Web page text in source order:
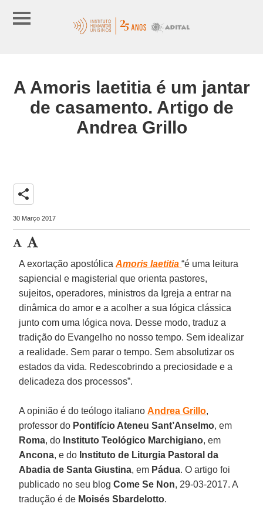
A Amoris laetitia é um jantar
de casamento. Artigo de
Andrea Grillo
share
30 Março 2017
A exortação apostólicaAmoris laetitia “é uma leitura
sapiencial e magisterial que orienta pastores,
sujeitos, operadores, ministros da Igreja a entrar na
dinâmica do amor e a acolher a sua lógica clássica
junto com uma lógica nova. Desse modo, traduz a
tradição do Evangelho no nosso tempo. Sem idealizar
a realidade. Sem parar o tempo. Sem absolutizar os
estados da vida. Redescobrindo a preciosidade e a
delicadeza dos processos”.
A opinião é do teólogo italianoAndrea Grillo,
professor do Pontifício Ateneu Sant’Anselmo, em
Roma, do Instituto Teológico Marchigiano, em
Ancona, e do Instituto de Liturgia Pastoral da
Abadia de Santa Giustina, em Pádua. O artigo foi
publicado no seu blogCome Se Non, 29-03-2017. A
tradução é de Moisés Sbardelotto.